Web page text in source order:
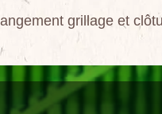
grillage et